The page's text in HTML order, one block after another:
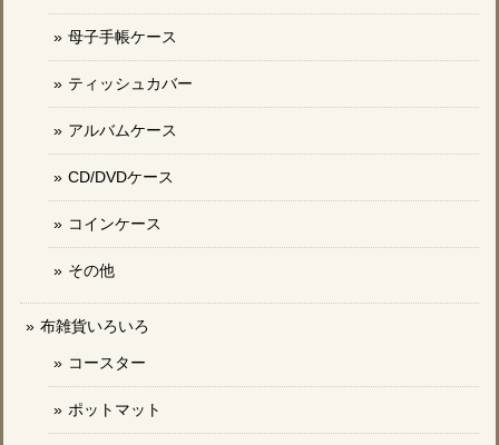
母子手帳ケース
ティッシュカバー
アルバムケース
CD/DVDケース
コインケース
その他
布雑貨いろいろ
コースター
ポットマット